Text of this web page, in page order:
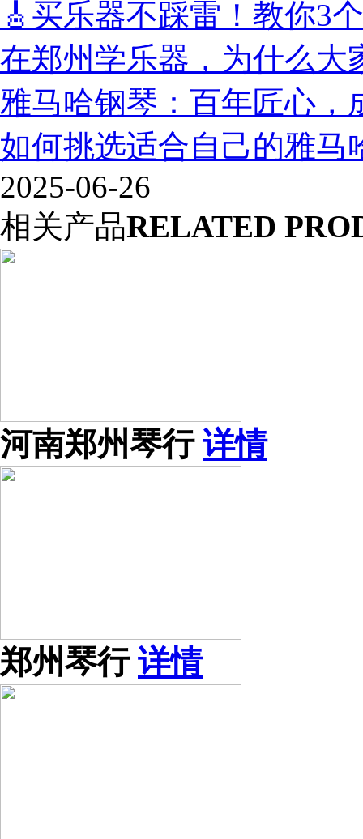
🎸买乐器不踩雷！教你3
在郑州学乐器，为什么大
雅马哈钢琴：百年匠心，
如何挑选适合自己的雅马
2025-06-26
相关产品RELATED
河南郑州琴行 详情
郑州琴行 详情